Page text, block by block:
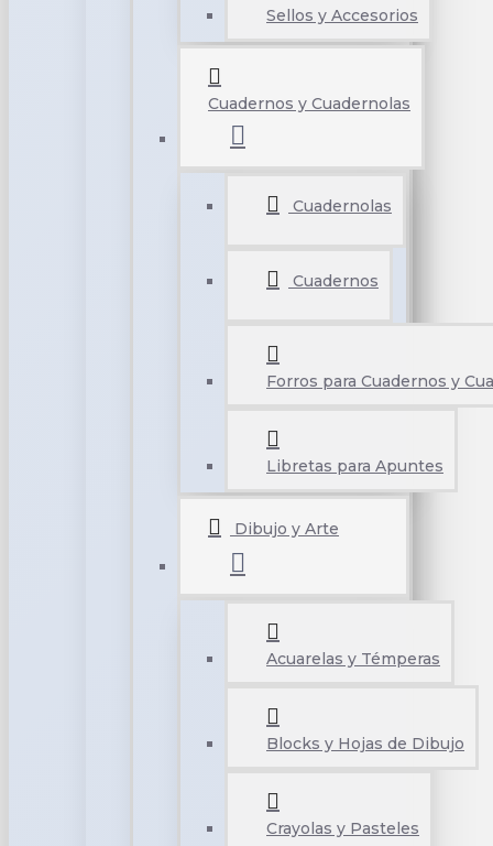
Sellos y Accesorios
Cuadernos y Cuadernolas
Cuadernolas
Cuadernos
Forros para Cuadernos y
Libretas para Apuntes
Dibujo y Arte
Acuarelas y Témperas
Blocks y Hojas de Dibujo
Crayolas y Pasteles